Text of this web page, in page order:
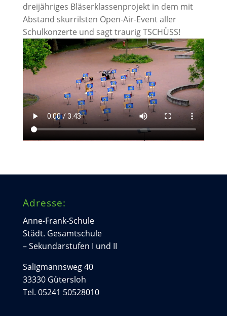
dreijähriges Bläserklassenprojekt in dem mit
Abstand skurrilsten Open-Air-Event aller
Schulkonzerte und sagt traurig TSCHÜSS!
Adresse:
Anne-Frank-Schule
Städt. Gesamtschule
– Sekundarstufen I und II
Saligmannsweg 40
33330 Gütersloh
Tel. 05241 50528010